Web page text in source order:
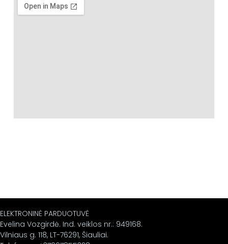
ELEKTRONINĖ PARDUOTUVĖ
Evelina Vozgirdė. Ind. veiklos nr.: 949168.
Vilniaus g. 118, LT-76291, Šiauliai.